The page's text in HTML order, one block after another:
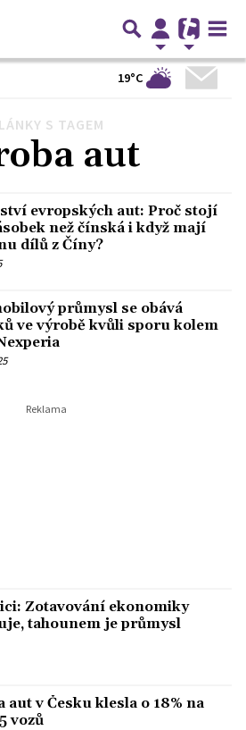
19°C
S TAGEM
aut
evropských aut: Proč stojí
než čínská i když mají
dílů z Číny?
průmysl se obává
ve výrobě kvůli sporu kolem
Zotavování ekonomiky
tahounem je průmysl
aut v Česku klesla o 18% na
vozů
4 Další